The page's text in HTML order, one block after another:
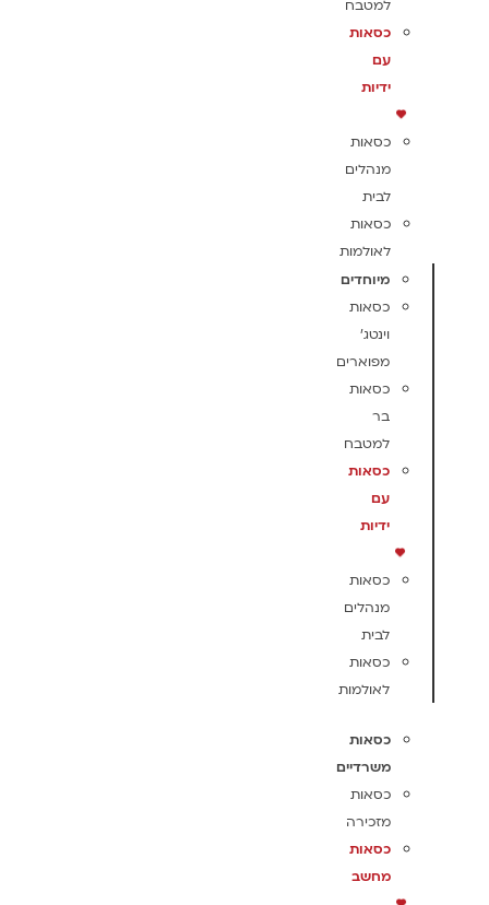
למטבח
כסאות
עם
ידיות
כסאות
מנהלים
לבית
כסאות
לאולמות
מיוחדים
כסאות
וינטג'
מפוארים
כסאות
בר
למטבח
כסאות
עם
ידיות
כסאות
מנהלים
לבית
כסאות
לאולמות
כסאות
משרדיים
כסאות
מזכירה
כסאות
מחשב